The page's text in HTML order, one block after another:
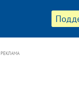
РЕКЛАМА